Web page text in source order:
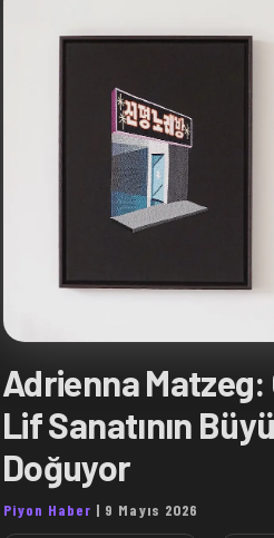
Adrienna Matzeg:
Lif Sanatının
Doğuyor
Piyon Haber | 9 Mayıs 2026